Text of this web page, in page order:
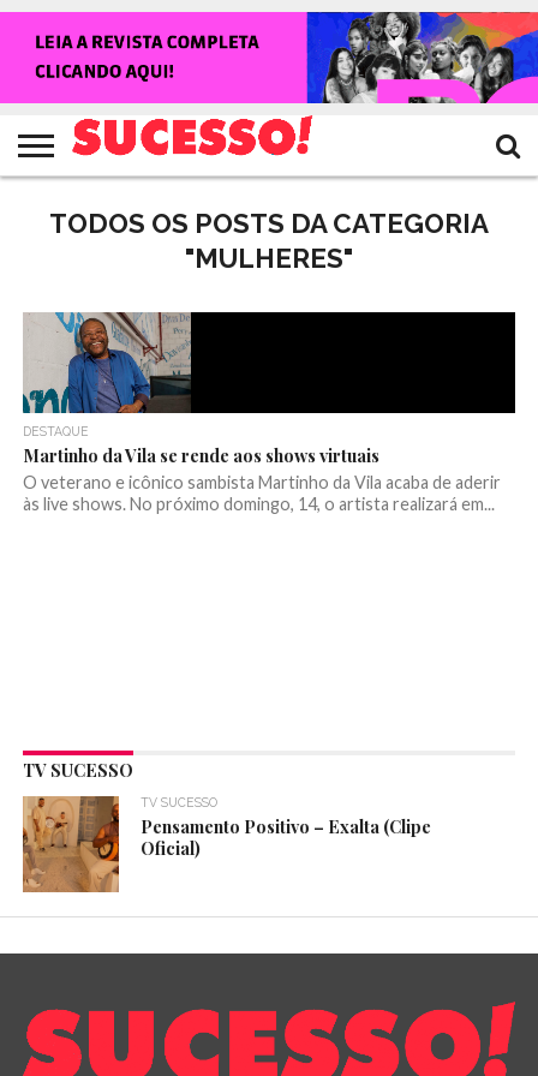
NOTÍCIAS
SHOWS
ENTREVISTAS
CLIQUES
RANKING
CROWLEY
TV
SUCESSO!
REVISTA
SUCESSO!
TODOS OS POSTS DA CATEGORIA
"MULHERES"
DESTAQUE
Martinho da Vila se rende aos shows virtuais
O veterano e icônico sambista Martinho da Vila acaba de aderir
às live shows. No próximo domingo, 14, o artista realizará em...
TV SUCESSO
TV SUCESSO
Pensamento Positivo – Exalta (Clipe
Oficial)